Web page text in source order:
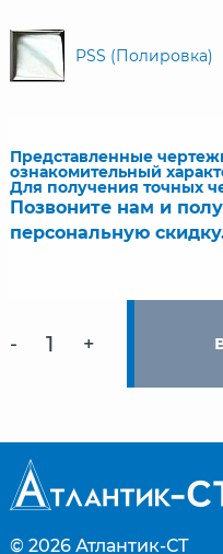
PSS (Полировка)
Представленные
ознакомительный
Для получения точных
Позвоните нам и
персональную
- +
© 2026 Атлантик-СТ